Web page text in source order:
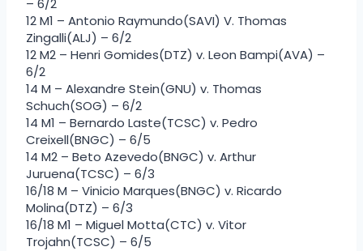
12 M1 – Antonio Raymundo(SAVI) V. Thomas
Zingalli(ALJ) – 6/2
12 M2 – Henri Gomides(DTZ) v. Leon Bampi(AVA) –
6/2
14 M – Alexandre Stein(GNU) v. Thomas
Schuch(SOG) – 6/2
14 M1 – Bernardo Laste(TCSC) v. Pedro
Creixell(BNGC) – 6/5
14 M2 – Beto Azevedo(BNGC) v. Arthur
Juruena(TCSC) – 6/3
16/18 M – Vinicio Marques(BNGC) v. Ricardo
Molina(DTZ) – 6/3
16/18 M1 – Miguel Motta(CTC) v. Vitor
Trojahn(TCSC) – 6/5